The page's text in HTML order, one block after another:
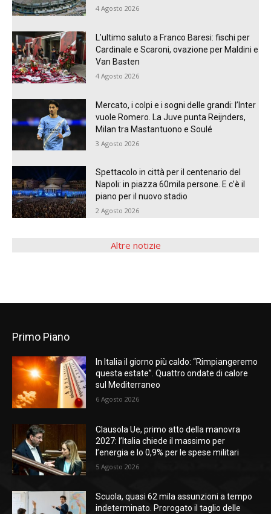
4 Agosto 2026
L’ultimo saluto a Franco Baresi: fischi per
Cardinale e Scaroni, ovazione per Maldini e
Van Basten
4 Agosto 2026
Mercato, i colpi e i sogni delle grandi: l’Inter
vuole Romero. La Juve punta Reijnders,
Milan tra Mastantuono e Soulé
3 Agosto 2026
Spettacolo in città per il centenario del
Napoli: in piazza 60mila persone. E c’è il
piano per il nuovo stadio
2 Agosto 2026
Altre notizie
Primo Piano
In Italia il giorno più caldo: “Rimpiangeremo
questa estate”. Quattro ondate di calore
sul Mediterraneo
6 Agosto 2026
Clausola Ue, primo atto della manovra
2027: l’Italia chiede il massimo per
l’energia e lo 0,9% per le spese militari
5 Agosto 2026
Scuola, quasi 62 mila assunzioni a tempo
indeterminato. Prorogato il taglio delle